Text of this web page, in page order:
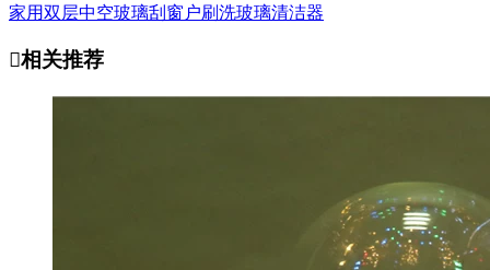
家用双层中空玻璃刮窗户刷洗玻璃清洁器
相关推荐